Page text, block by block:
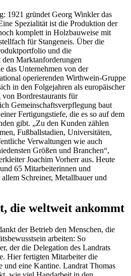
1921 gründet Georg Winkler das
Spezialität ist die Produktion der
komplett in Holzbauweise mit
für Stangeneis. Über die
und die
Marktanforderungen
das Unternehmen von der
operierenden Wirthwein-Gruppe
in den Folgejahren als europäischer
Bordrestaurants für
Gemeinschaftsverpflegung baut
Fertigungstiefe, die es so auf dem
gibt. „Zu den Kunden zählen
Fußballstadien, Universitäten,
Verwaltungen wie auch
Größen und Branchen“,
Joachim Vorherr aus. Heute
65 Mitarbeiterinnen und
Schreiner, Metallbauer und
die weltweit ankommt
der Betrieb den Menschen, die
arbeiten: So
der die Delegation des Landrats
Hier fertigten Mitarbeiter die
und eine Kantine. Landrat Thomas